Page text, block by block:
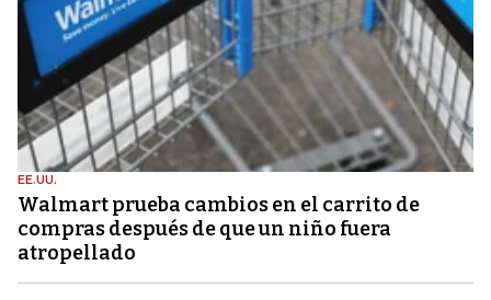
EE.UU.
Walmart prueba cambios en el carrito de
compras después de que un niño fuera
atropellado